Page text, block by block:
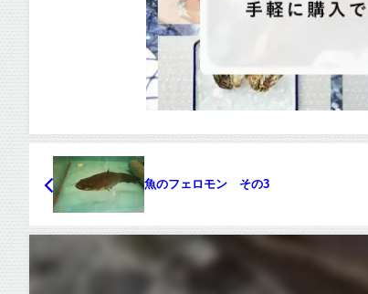
魚のフェロモン その3